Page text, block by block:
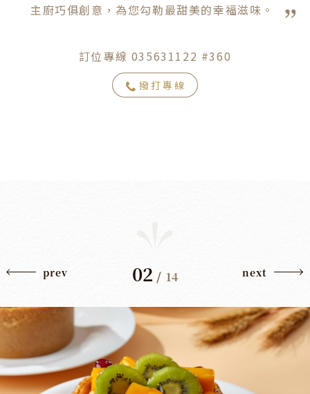
主廚巧俱創意，為您勾勒最甜美的幸福滋味。
訂位專線 035631122 #360
撥打專線
prev 02 / 14 next